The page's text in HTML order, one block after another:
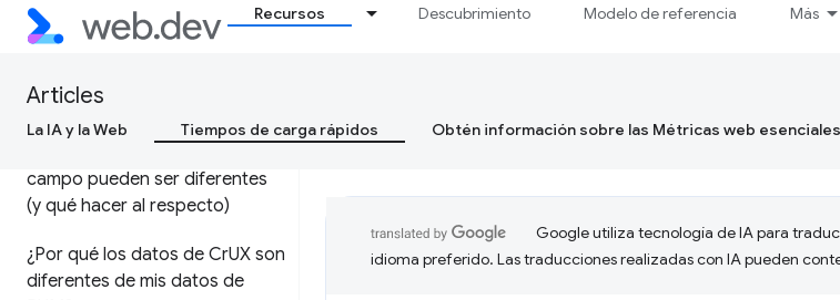
Recursos Descubrimiento Modelo de referencia Más
Articles
La IA y la Web Tiempos de carga rápidos Obtén información sobre las Métricas web esenciales
Uso del informe de UX de
rendimiento en el campo
campo pueden ser diferentes
(y qué hacer al respecto)
¿Por qué los datos de CrUX son
diferentes de mis datos de
Google utiliza tecnología de IA para
idioma preferido. Las traducciones realizadas con IA pueden